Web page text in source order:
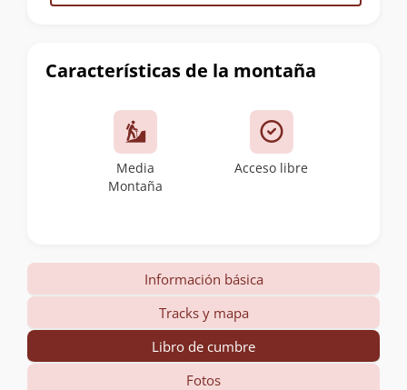
Características de la montaña
Media
Montaña
Acceso libre
Información básica
Tracks y mapa
Libro de cumbre
Fotos